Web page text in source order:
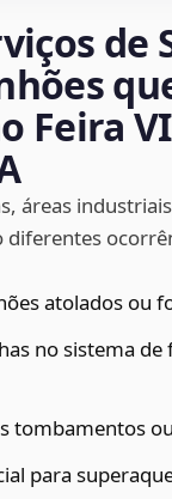
de
Feira
áreas
diferentes
atolados ou
no sistema de
tombamentos
para